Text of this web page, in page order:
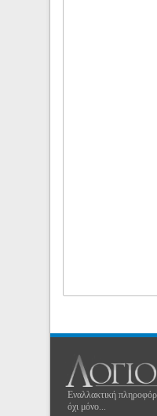
Εναλλακτική
όχι μόνο...